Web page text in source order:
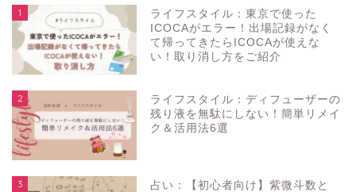
1
ライフスタイル：東京で使った
ICOCAがエラー！出場記録がなく
て帰ってきたらICOCAが使えな
い！取り消し方をご紹介
2
ライフスタイル：ディフューザーの
残り液を無駄にしない！簡単リメイ
ク＆活用法6選
3
占い：【初心者向け】紫微斗数と